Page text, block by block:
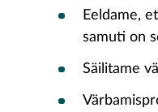
Eeldame,
samuti on
Säilitame